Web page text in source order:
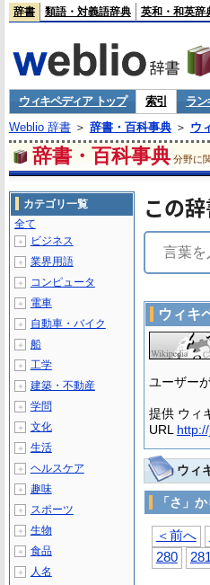
辞書 類語・対義語辞典 英和・和英辞
ウィキペディア トップ 索引 ラン
Weblio 辞書＞ 辞書・百科事典＞ ウ
辞書・百科事典 分野に
この
ウィキ
ユーザー
提供 ウィ
URL
ウィ
「さ」
＜前へ
280
281
カテゴリ一覧
全て
＋ ビジネス
＋ 業界用語
＋ コンピュータ
＋ 電車
＋ 自動車・バイク
＋ 船
＋ 工学
＋ 建築・不動産
＋ 学問
＋ 文化
＋ 生活
＋ ヘルスケア
＋ 趣味
＋ スポーツ
＋ 生物
＋ 食品
＋ 人名